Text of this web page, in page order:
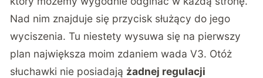
Nad nim znajduje się przycisk służący do jego
wyciszenia. Tu niestety wysuwa się na pierwszy
plan największa moim zdaniem wada V3. Otóż
słuchawki nie posiadają żadnej regulacji